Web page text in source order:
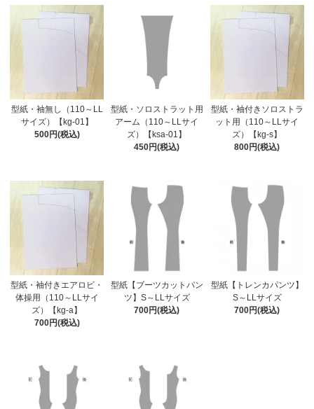
型紙・袖無し（110～LL
サイズ）【kg-01】
500円(税込)
型紙・ソロストラット用
アーム（110～LLサイ
ズ）【ksa-01】
450円(税込)
型紙・袖付きソロストラ
ット用（110～LLサイ
ズ）【kg-s】
800円(税込)
型紙・袖付きエアロビ・
体操用（110～LLサイ
ズ）【kg-a】
700円(税込)
型紙【ブーツカットパン
ツ】S～LLサイズ
700円(税込)
型紙【トレンカパンツ】
S～LLサイズ
700円(税込)